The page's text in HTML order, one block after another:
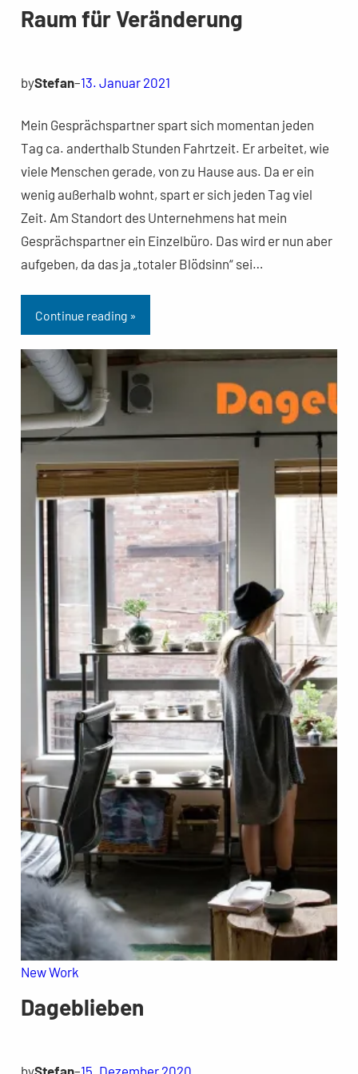
Raum für Veränderung
byStefan–13. Januar 2021
Mein Gesprächspartner spart sich momentan jeden
Tag ca. anderthalb Stunden Fahrtzeit. Er arbeitet, wie
viele Menschen gerade, von zu Hause aus. Da er ein
wenig außerhalb wohnt, spart er sich jeden Tag viel
Zeit. Am Standort des Unternehmens hat mein
Gesprächspartner ein Einzelbüro. Das wird er nun aber
aufgeben, da das ja „totaler Blödsinn“ sei…
Continue reading »
New Work
Dageblieben